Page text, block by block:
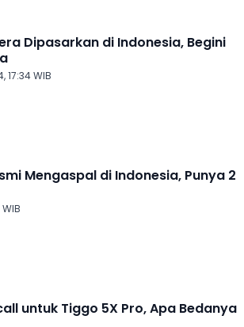
Dipasarkan di Indonesia, Begini
17:34 WIB
Mengaspal di Indonesia, Punya 2
untuk Tiggo 5X Pro, Apa Bedanya